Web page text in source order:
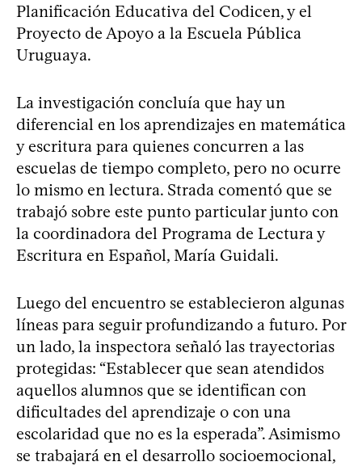
Planificación Educativa del Codicen, y el
Proyecto de Apoyo a la Escuela Pública
Uruguaya.
La investigación concluía que hay un
diferencial en los aprendizajes en matemática
y escritura para quienes concurren a las
escuelas de tiempo completo, pero no ocurre
lo mismo en lectura. Strada comentó que se
trabajó sobre este punto particular junto con
la coordinadora del Programa de Lectura y
Escritura en Español, María Guidali.
Luego del encuentro se establecieron algunas
líneas para seguir profundizando a futuro. Por
un lado, la inspectora señaló las trayectorias
protegidas: “Establecer que sean atendidos
aquellos alumnos que se identifican con
dificultades del aprendizaje o con una
escolaridad que no es la esperada”. Asimismo
se trabajará en el desarrollo socioemocional,